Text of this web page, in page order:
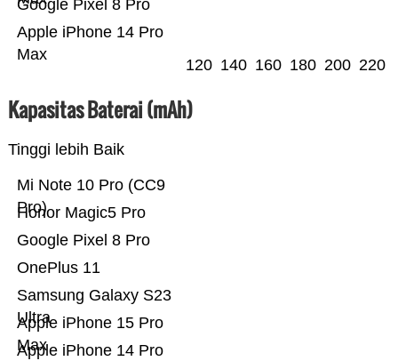
Apple iPhone 14 Pro
Max
Google Pixel 8 Pro
120 140 160 180 200 220
Kapasitas Baterai (mAh)
Tinggi lebih Baik
Apple iPhone 14 Pro
Apple iPhone 15 Pro
Max
Samsung Galaxy S23
Ultra
OnePlus 11
Google Pixel 8 Pro
Honor Magic5 Pro
Mi Note 10 Pro (CC9
Pro)